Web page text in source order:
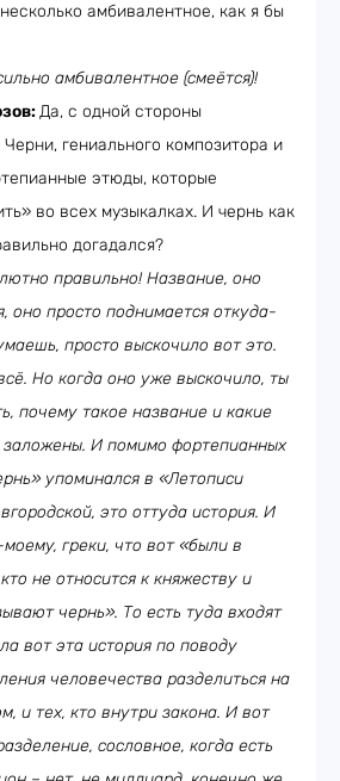
амбивалентное, как я бы
амбивалентное (смеётся)!
Да, с одной стороны
гениального композитора и
этюды, которые
во всех музыкалках. И чернь как
догадался?
правильно! Название, оно
оно просто поднимается откуда-
просто выскочило вот это.
Но когда оно уже выскочило, ты
почему такое название и какие
заложены. И помимо фортепианных
упоминался в «Летописи
это оттуда история. И
греки, что вот «были в
не относится к княжеству и
чернь». То есть туда входят
вот эта история по поводу
человечества разделиться на
и тех, кто внутри закона. И вот
сословное, когда есть